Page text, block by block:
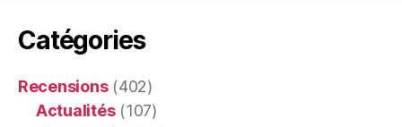
Catégories
Recensions(402)
Actualités(107)